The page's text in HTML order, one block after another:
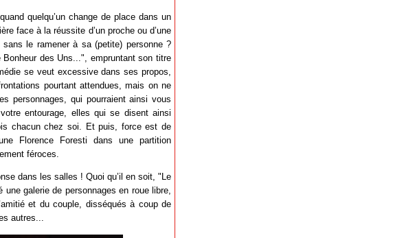
quelqu’un change de place dans un
face à la réussite d’un proche ou d’une
le ramener à sa (petite) personne ?
des Uns...", empruntant son titre
se veut excessive dans ses propos,
pourtant attendues, mais on ne
personnages, qui pourraient ainsi vous
entourage, elles qui se disent ainsi
chacun chez soi. Et puis, force est de
Florence Foresti dans une partition
féroces.
dans les salles ! Quoi qu’il en soit, "Le
galerie de personnages en roue libre,
et du couple, disséqués à coup de
autres...